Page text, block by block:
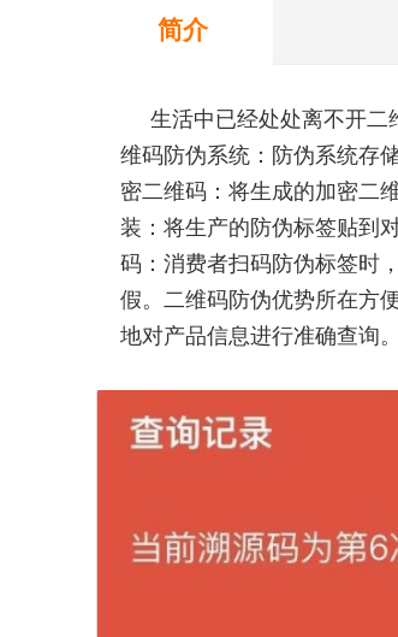
简介
生活中已经处处离不开二
维码防伪系统：防伪系统存
密二维码：将生成的加密二
装：将生产的防伪标签贴到
码：消费者扫码防伪标签时
假。二维码防伪优势所在方
地对产品信息进行准确查询